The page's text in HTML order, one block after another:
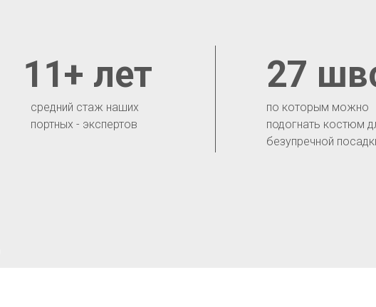
по которым можно
подогнать костюм
безупречной
27
средний стаж наших
портных - экспертов
11+ лет